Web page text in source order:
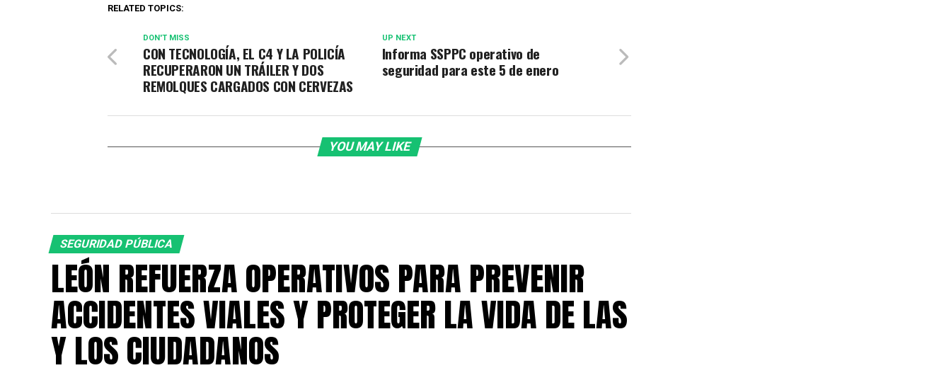
RELATED TOPICS:
UP NEXT
Informa SSPPC operativo de
seguridad para este 5 de enero
DON'T MISS
CON TECNOLOGÍA, EL C4 Y LA POLICÍA
RECUPERARON UN TRÁILER Y DOS
REMOLQUES CARGADOS CON CERVEZAS
YOU MAY LIKE
SEGURIDAD PÚBLICA
LEÓN REFUERZA OPERATIVOS PARA PREVENIR
ACCIDENTES VIALES Y PROTEGER LA VIDA DE LAS
Y LOS CIUDADANOS